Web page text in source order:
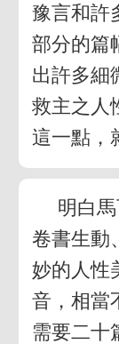
豫言和許
部分的篇
出許多細
救主之人
這一點，
明白
卷書生動
妙的人性
音，相當
需要二十